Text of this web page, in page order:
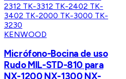
KENWOOD
Micrófono-Bocina de uso
Rudo MIL-STD-810 para
NX-1200 NX-1300 NX-